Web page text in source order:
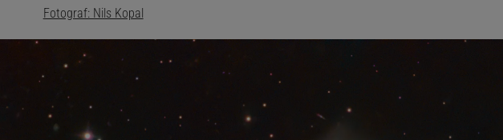
Fotograf: Nils Kopal